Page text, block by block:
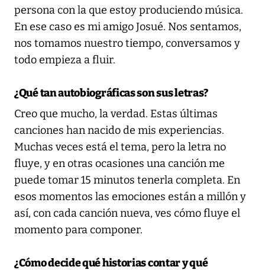
persona con la que estoy produciendo música.
En ese caso es mi amigo Josué. Nos sentamos,
nos tomamos nuestro tiempo, conversamos y
todo empieza a fluir.
¿Qué tan autobiográficas son sus letras?
Creo que mucho, la verdad. Estas últimas
canciones han nacido de mis experiencias.
Muchas veces está el tema, pero la letra no
fluye, y en otras ocasiones una canción me
puede tomar 15 minutos tenerla completa. En
esos momentos las emociones están a millón y
así, con cada canción nueva, ves cómo fluye el
momento para componer.
¿Cómo decide qué historias contar y qué